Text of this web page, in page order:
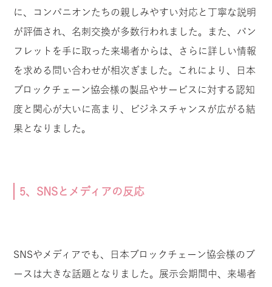
に、コンパニオンたちの親しみやすい対応と丁寧な説明
が評価され、名刺交換が多数行われました。また、パン
フレットを手に取った来場者からは、さらに詳しい情報
を求める問い合わせが相次ぎました。これにより、日本
ブロックチェーン協会様の製品やサービスに対する認知
度と関心が大いに高まり、ビジネスチャンスが広がる結
果となりました。
5、SNSとメディアの反応
SNSやメディアでも、日本ブロックチェーン協会様のブ
ースは大きな話題となりました。展示会期間中、来場者